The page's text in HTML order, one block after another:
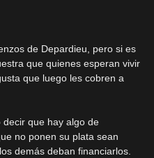
de Depardieu, pero si es
que quienes esperan vivir
que luego les cobren a
que hay algo de
no ponen su plata sean
demás deban financiarlos.